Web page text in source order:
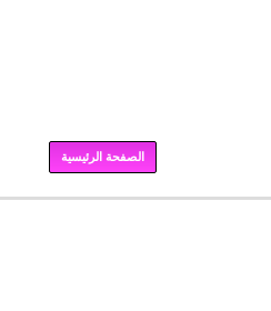
الصفحة الرئيسية